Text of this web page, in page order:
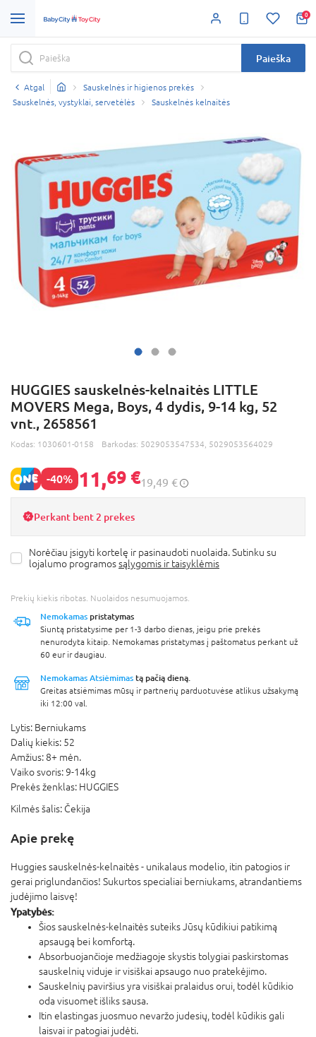
0
Paieška
Atgal
Sauskelnės ir higienos prekės
Sauskelnės, vystyklai, servetėlės
Sauskelnės kelnaitės
HUGGIES sauskelnės-kelnaitės LITTLE
MOVERS Mega, Boys, 4 dydis, 9-14 kg, 52
vnt., 2658561
Kodas: 1030601-0158 Barkodas: 5029053547534, 5029053564029
-40% 11,69 €19,49 €
Perkant bent 2 prekes
Norėčiau įsigyti kortelę ir pasinaudoti nuolaida. Sutinku su
lojalumo programossąlygomis ir taisyklėmis
Prekių kiekis ribotas. Nuolaidos nesumuojamos.
Nemokamas pristatymas
Siuntą pristatysime per 1-3 darbo dienas, jeigu prie prekės
nenurodyta kitaip. Nemokamas pristatymas į paštomatus perkant už
60 eur ir daugiau.
Nemokamas Atsiėmimas tą pačią dieną.
Greitas atsiėmimas mūsų ir partnerių parduotuvėse atlikus užsakymą
iki 12:00 val.
Lytis: Berniukams
Dalių kiekis: 52
Amžius: 8+ mėn.
Vaiko svoris: 9-14kg
Prekės ženklas: HUGGIES
Kilmės šalis: Čekija
Apie prekę
Huggies sauskelnės-kelnaitės - unikalaus modelio, itin patogios ir
gerai priglundančios! Sukurtos specialiai berniukams, atrandantiems
judėjimo laisvę!
Ypatybės:
Šios sauskelnės-kelnaitės suteiks Jūsų kūdikiui patikimą
apsaugą bei komfortą.
Absorbuojančioje medžiagoje skystis tolygiai paskirstomas
sauskelnių viduje ir visiškai apsaugo nuo pratekėjimo.
Sauskelnių paviršius yra visiškai pralaidus orui, todėl kūdikio
oda visuomet išliks sausa.
Itin elastingas juosmuo nevaržo judesių, todėl kūdikis gali
laisvai ir patogiai judėti.